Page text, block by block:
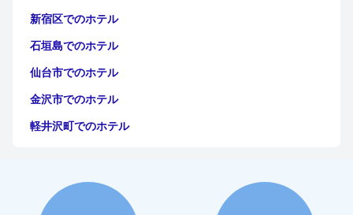
ダンな客室で車椅子利用者を収容し、追加料金なしで手間のかか
ゲストは、特定の施設を更新して3つ星の期待にさらに合致させ
ることで恩恵を受ける可能性があると感じています。それにもか
かわらず、全体的なフィードバックは、このホテルを、便利で快
適でホスピタリティのある滞在を求める人々にとって価値のある
新宿区でのホテル
石垣島でのホテル
仙台市でのホテル
金沢市でのホテル
軽井沢町でのホテル
神戸市でのホテル
宮古島でのホテル